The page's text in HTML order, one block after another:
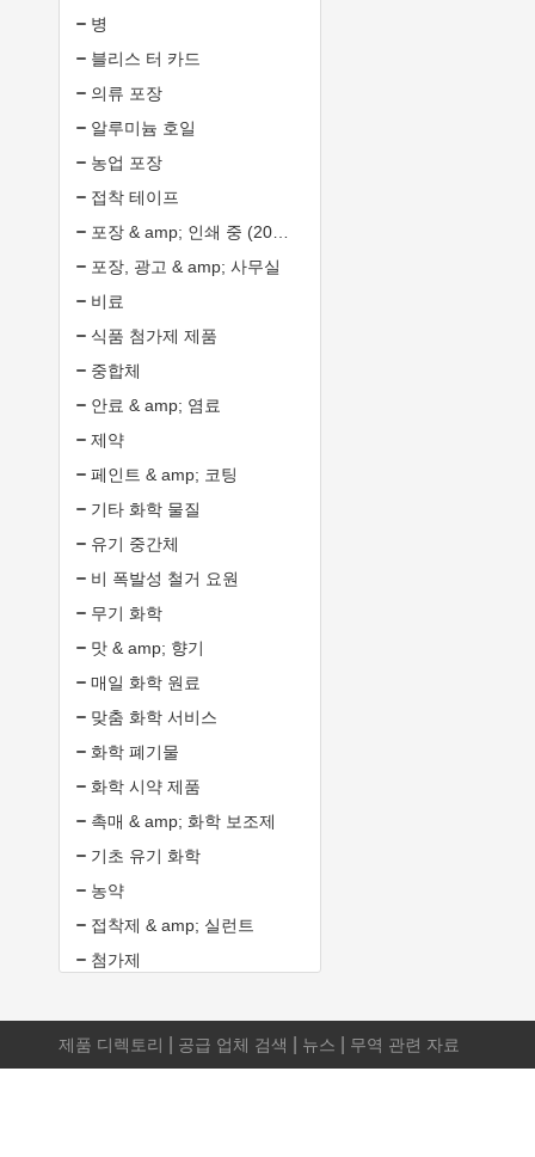
병
블리스 터 카드
의류 포장
알루미늄 호일
농업 포장
접착 테이프
포장, 광고 & amp; 사무실
비료
식품 첨가제 제품
중합체
안료 & amp; 염료
제약
페인트 & amp; 코팅
기타 화학 물질
유기 중간체
비 폭발성 철거 요원
무기 화학
맛 & amp; 향기
매일 화학 원료
맞춤 화학 서비스
화학 폐기물
화학 시약 제품
촉매 & amp; 화학 보조제
기초 유기 화학
농약
접착제 & amp; 실런트
첨가제
제품 디렉토리 공급 업체 검색 뉴스 무역 관련 자료